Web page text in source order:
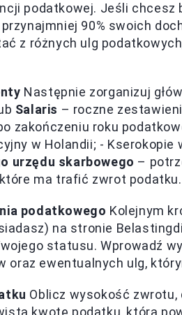
podatkowej. Jeśli chcesz
90% swoich
z różnych ulg
Następnie zorganizuj
Salaris – roczne
zakończeniu roku
w Holandii; - Kserokopie
urzędu skarbowego –
ma trafić zwrot podatku.
podatkowego Kolejnym
na stronie
statusu. Wprowadź
oraz ewentualnych ulg,
Oblicz wysokość
kwotę podatku, którą